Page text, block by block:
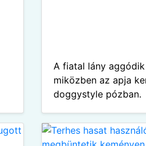
A fiatal lány
miközben az apja
doggystyle pózban.